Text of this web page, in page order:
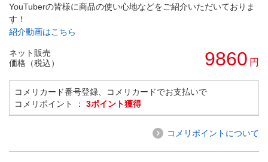
YouTuberの皆様に商品の使い心地などをご紹介いただいておりま
す！
紹介動画はこちら
ネット販売
価格（税込）
9860 円
コメリカード番号登録、コメリカードでお支払いで
コメリポイント ： 3ポイント獲得
コメリポイントについて